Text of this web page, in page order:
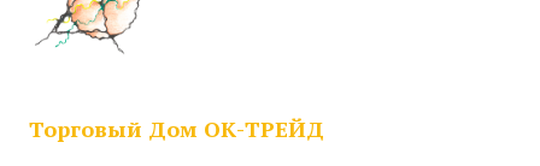
Торговый Дом ОК-ТРЕЙД